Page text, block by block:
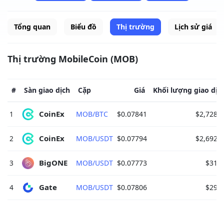
Tổng quan Biểu đồ Thị trường Lịch sử giá
Thị trường MobileCoin (MOB)
# Sàn giao dịch Cặp Giá Khối lượng giao
1 CoinEx MOB/BTC $0.07841
2 CoinEx MOB/USDT $0.07794
3 BigONE MOB/USDT $0.07773
4 Gate MOB/USDT $0.07806